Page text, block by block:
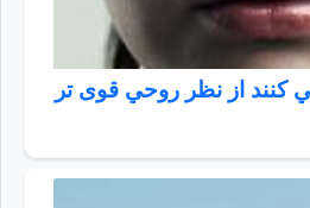
كنند از نظر روحي قوی تر